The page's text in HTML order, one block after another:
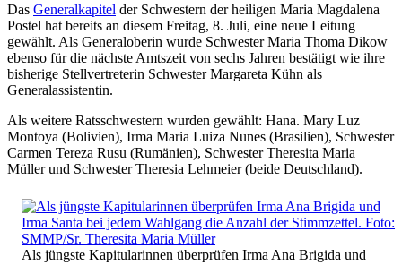
Das Generalkapitel der Schwestern der heiligen Maria Magdalena
Postel hat bereits an diesem Freitag, 8. Juli, eine neue Leitung
gewählt. Als Generaloberin wurde Schwester Maria Thoma Dikow
ebenso für die nächste Amtszeit von sechs Jahren bestätigt wie ihre
bisherige Stellvertreterin Schwester Margareta Kühn als
Generalassistentin.
Als weitere Ratsschwestern wurden gewählt: Hana. Mary Luz
Montoya (Bolivien), Irma Maria Luiza Nunes (Brasilien), Schwester
Carmen Tereza Rusu (Rumänien), Schwester Theresita Maria
Müller und Schwester Theresia Lehmeier (beide Deutschland).
Als jüngste Kapitularinnen überprüfen Irma Ana Brigida und